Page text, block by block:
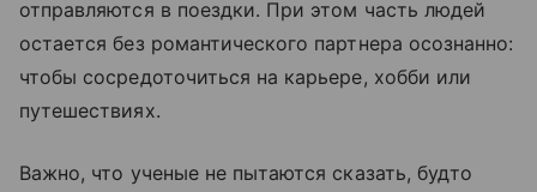
отправляются в поездки. При этом часть людей
остается без романтического партнера осознанно:
чтобы сосредоточиться на карьере, хобби или
путешествиях.
Важно, что ученые не пытаются сказать, будто